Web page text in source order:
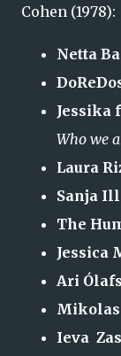
Cohen (1978):
Netta
Jessika
Who we
Laura
Sanja
The
Jessica
Ari
Mikolas
Ieva